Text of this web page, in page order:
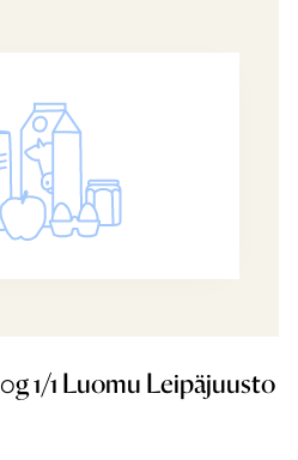
1/1 Luomu Leipäjuusto